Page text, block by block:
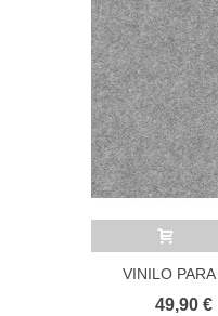
Añadir al carrito
VINILO
49,90 €